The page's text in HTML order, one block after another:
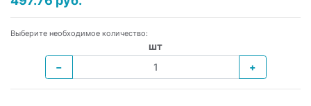
Выберите необходимое количество:
шт
−
+